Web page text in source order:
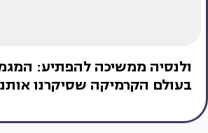
ולנסיה ממשיכה להפתיע:
בעולם הקרמיקה שסיקרנו